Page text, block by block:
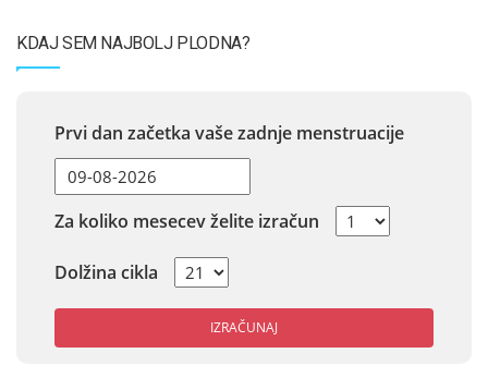
KDAJ SEM NAJBOLJ PLODNA?
Prvi dan začetka vaše zadnje menstruacije
Za koliko mesecev želite izračun
Dolžina cikla
IZRAČUNAJ